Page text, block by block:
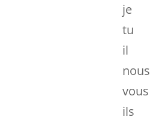
je
tu
il
nous
vous
ils